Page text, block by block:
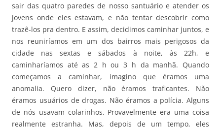
sair das quatro paredes de nosso santuário e atender os
jovens onde eles estavam, e não tentar descobrir como
trazê-los pra dentro. E assim, decidimos caminhar juntos, e
nos reuniríamos em um dos bairros mais perigosos da
cidade nas sextas e sábados à noite, às 22h, e
caminharíamos até as 2 h ou 3 h da manhã. Quando
começamos a caminhar, imagino que éramos uma
anomalia. Quero dizer, não éramos traficantes. Não
éramos usuários de drogas. Não éramos a polícia. Alguns
de nós usavam colarinhos. Provavelmente era uma coisa
realmente estranha. Mas, depois de um tempo, eles